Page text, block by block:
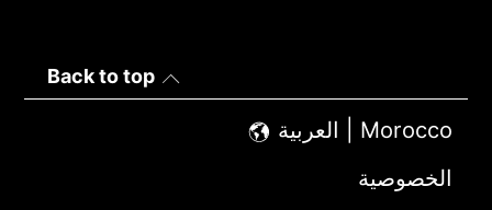
Back to top
Morocco | العربية
الخصوصية